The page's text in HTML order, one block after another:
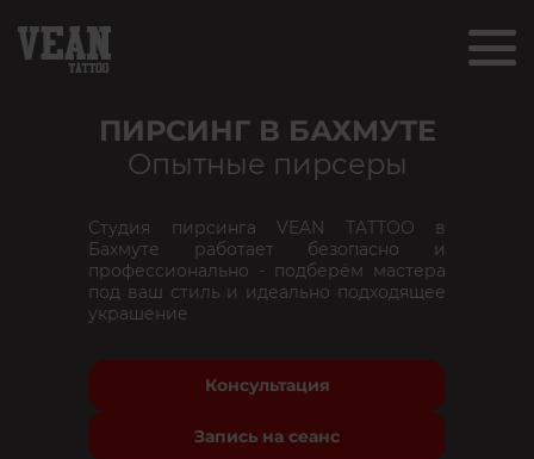
ПИРСИНГ В БАХМУТЕ
Опытные пирсеры
Студия пирсинга VEAN TATTOO в
Бахмуте работает безопасно и
профессионально - подберём мастера
под ваш стиль и идеально подходящее
украшение
Консультация
Запись на сеанс